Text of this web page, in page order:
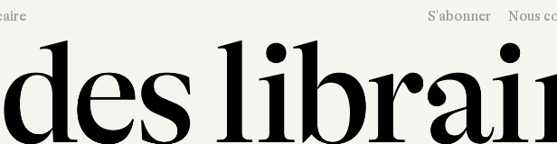
S'abonner Nous